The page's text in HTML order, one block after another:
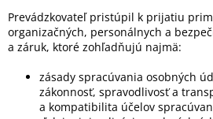
Prevádzkovateľ pristúpil k prijatiu
organizačných, personálnych a
a záruk, ktoré zohľadňujú najmä:
zásady spracúvania osobných
zákonnosť, spravodlivosť a
a kompatibilita účelov